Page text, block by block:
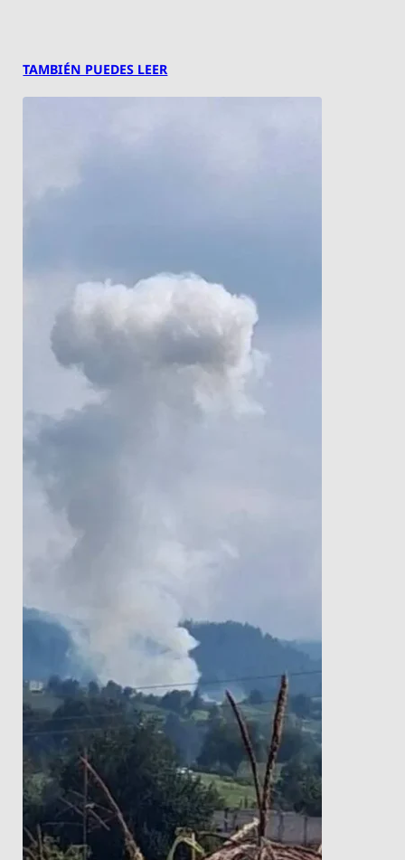
TAMBIÉN PUEDES LEER